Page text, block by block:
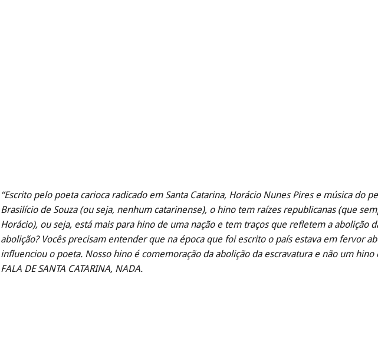
“Escrito pelo poeta carioca radicado em Santa Catarina, Horácio Nunes Pires e música do
Brasilício de Souza (ou seja, nenhum catarinense), o hino tem raízes republicanas (que
Horácio), ou seja, está mais para hino de uma nação e tem traços que refletem a abolição
abolição? Vocês precisam entender que na época que foi escrito o país estava em fervor
influenciou o poeta. Nosso hino é comemoração da abolição da escravatura e não um hino
FALA DE SANTA CATARINA, NADA.